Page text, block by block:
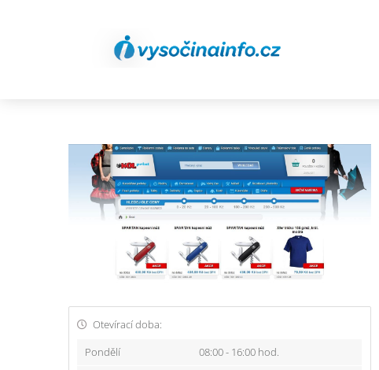
Otevírací doba:
Pondělí
08:00 - 16:00 hod.